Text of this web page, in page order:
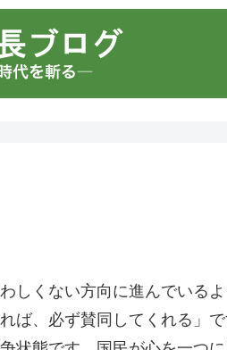
しくない方向に進んでいるよ
ば、必ず賛同してくれる」で